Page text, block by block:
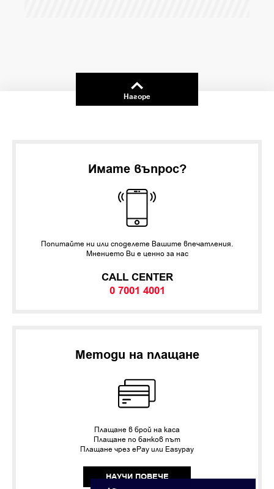
Нагоре
Имате въпрос?
Попитайте ни или споделете Вашите впечатления.
Мнението Ви е ценно за нас
CALL CENTER
0 7001 4001
Методи на плащане
Плащане в брой на каса
Плащане по банков път
Плащане чрез ePay или Easypay
НАУЧИ ПОВЕЧЕ